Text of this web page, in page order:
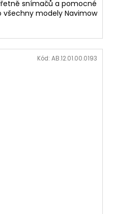
snímačů a pomocné
všechny modely Navimow
Kód: AB.12.01.00.0193